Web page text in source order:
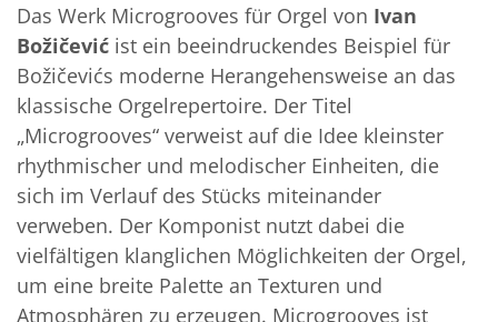
Das Werk Microgrooves für Orgel von Ivan
Božičević ist ein beeindruckendes Beispiel für
Božičevićs moderne Herangehensweise an das
klassische Orgelrepertoire. Der Titel
„Microgrooves“ verweist auf die Idee kleinster
rhythmischer und melodischer Einheiten, die
sich im Verlauf des Stücks miteinander
verweben. Der Komponist nutzt dabei die
vielfältigen klanglichen Möglichkeiten der Orgel,
um eine breite Palette an Texturen und
Atmosphären zu erzeugen. Microgrooves ist